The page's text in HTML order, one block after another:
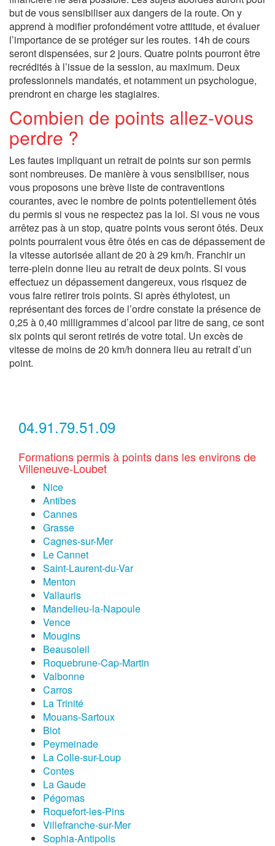
but de vous sensibiliser aux dangers de la route. On y
apprend à modifier profondément votre attitude, et évaluer
l’importance de se protéger sur les routes. 14h de cours
seront dispensées, sur 2 jours. Quatre points pourront être
recrédités à l’issue de la session, au maximum. Deux
professionnels mandatés, et notamment un psychologue,
prendront en charge les stagiaires.
Combien de points allez-vous
perdre ?
Les fautes impliquant un retrait de points sur son permis
sont nombreuses. De manière à vous sensibiliser, nous
vous proposons une brève liste de contraventions
courantes, avec le nombre de points potentiellement ôtés
du permis si vous ne respectez pas la loi. Si vous ne vous
arrêtez pas à un stop, quatre points vous seront ôtés. Deux
points pourraient vous être ôtés en cas de dépassement de
la vitesse autorisée allant de 20 à 29 km/h. Franchir un
terre-plein donne lieu au retrait de deux points. Si vous
effectuez un dépassement dangereux, vous risquez de
vous faire retirer trois points. Si après éthylotest, un
représentant des forces de l’ordre constate la présence de
0,25 à 0,40 milligrammes d’alcool par litre de sang, ce sont
six points qui seront retirés de votre total. Un excès de
vitesse de moins de 20 km/h donnera lieu au retrait d’un
point.
04.91.79.51.09
Formations permis à points dans les environs de
Villeneuve-Loubet
Nice
Antibes
Cannes
Grasse
Cagnes-sur-Mer
Le Cannet
Saint-Laurent-du-Var
Menton
Vallauris
Mandelieu-la-Napoule
Vence
Mougins
Beausoleil
Roquebrune-Cap-Martin
Valbonne
Carros
La Trinité
Mouans-Sartoux
Biot
Peymeinade
La Colle-sur-Loup
Contes
La Gaude
Pégomas
Roquefort-les-Pins
Villefranche-sur-Mer
Sophia-Antipolis